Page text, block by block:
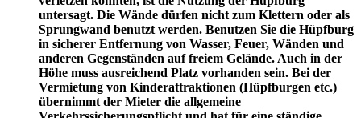
untersagt. Die Wände dürfen nicht zum Klettern oder als
Sprungwand benutzt werden. Benutzen Sie die Hüpfburg
in sicherer Entfernung von Wasser, Feuer, Wänden und
anderen Gegenständen auf freiem Gelände. Auch in der
Höhe muss ausreichend Platz vorhanden sein. Bei der
Vermietung von Kinderattraktionen (Hüpfburgen etc.)
übernimmt der Mieter die allgemeine